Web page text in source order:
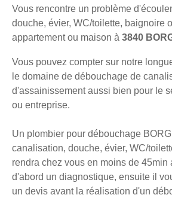
Vous rencontre un problème
douche, évier, WC/toilette, baignoire
appartement ou maison à 3840
Vous pouvez compter sur notre
le domaine de débouchage de
d'assainissement aussi bien pour le
ou entreprise.
Un plombier pour débouchage
canalisation, douche, évier, WC/
rendra chez vous en moins de 45min
d'abord un diagnostique, ensuite il
un devis avant la réalisation d'un